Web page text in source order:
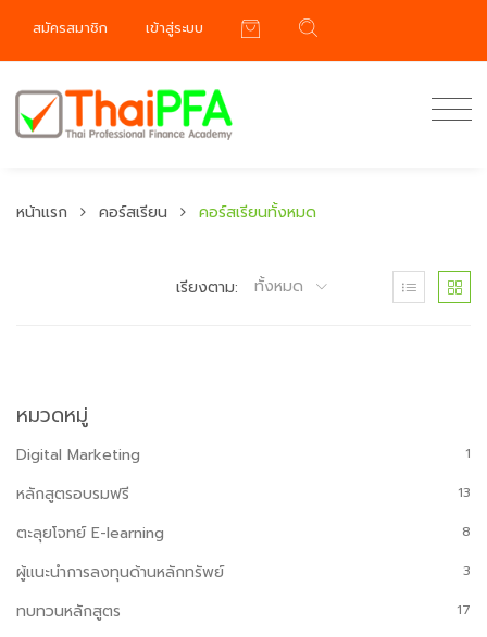
สมัครสมาชิก เข้าสู่ระบบ
หน้าแรก คอร์สเรียน คอร์สเรียนทั้งหมด
เรียงตาม: ทั้งหมด
หมวดหมู่
Digital Marketing 1
หลักสูตรอบรมฟรี 13
ตะลุยโจทย์ E-learning 8
ผู้แนะนำการลงทุนด้านหลักทรัพย์ 3
ทบทวนหลักสูตร 17